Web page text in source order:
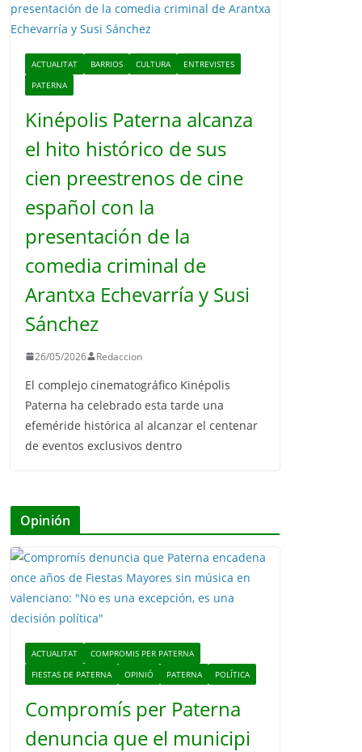
ACTUALITAT BARRIOS CULTURA
ENTREVISTES
PATERNA
Kinépolis Paterna alcanza
el hito histórico de sus
cien preestrenos de cine
español con la
presentación de la
comedia criminal de
Arantxa Echevarría y Susi
Sánchez
26/05/2026 Redaccion
El complejo cinematográfico Kinépolis
Paterna ha celebrado esta tarde una
efeméride histórica al alcanzar el centenar
de eventos exclusivos dentro
Opinión
ACTUALITAT
COMPROMIS PER PATERNA
FIESTAS DE PATERNA
OPINIÓ PATERNA POLÍTICA
Compromís per Paterna
denuncia que el municipi